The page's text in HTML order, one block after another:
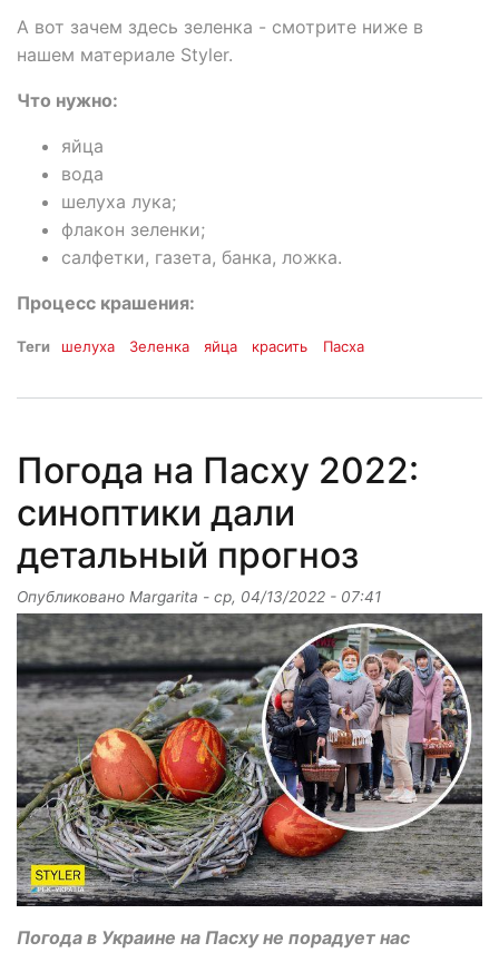
А вот зачем здесь зеленка - смотрите ниже в
нашем материале Styler.
Что нужно:
яйца
вода
шелуха лука;
флакон зеленки;
салфетки, газета, банка, ложка.
Процесс крашения:
Теги шелуха Зеленка яйца красить Пасха
Погода на Пасху 2022:
синоптики дали
детальный прогноз
Опубликовано Margarita - ср, 04/13/2022 - 07:41
Погода в Украине на Пасху не порадует нас